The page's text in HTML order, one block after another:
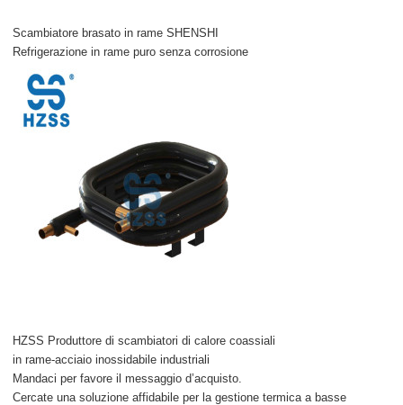
Scambiatore brasato in rame SHENSHI
Refrigerazione in rame puro senza corrosione
HZSS Produttore di scambiatori di calore coassiali
in rame-acciaio inossidabile industriali
Mandaci per favore il messaggio d’acquisto.
Cercate una soluzione affidabile per la gestione termica a basse